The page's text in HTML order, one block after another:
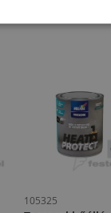
105325